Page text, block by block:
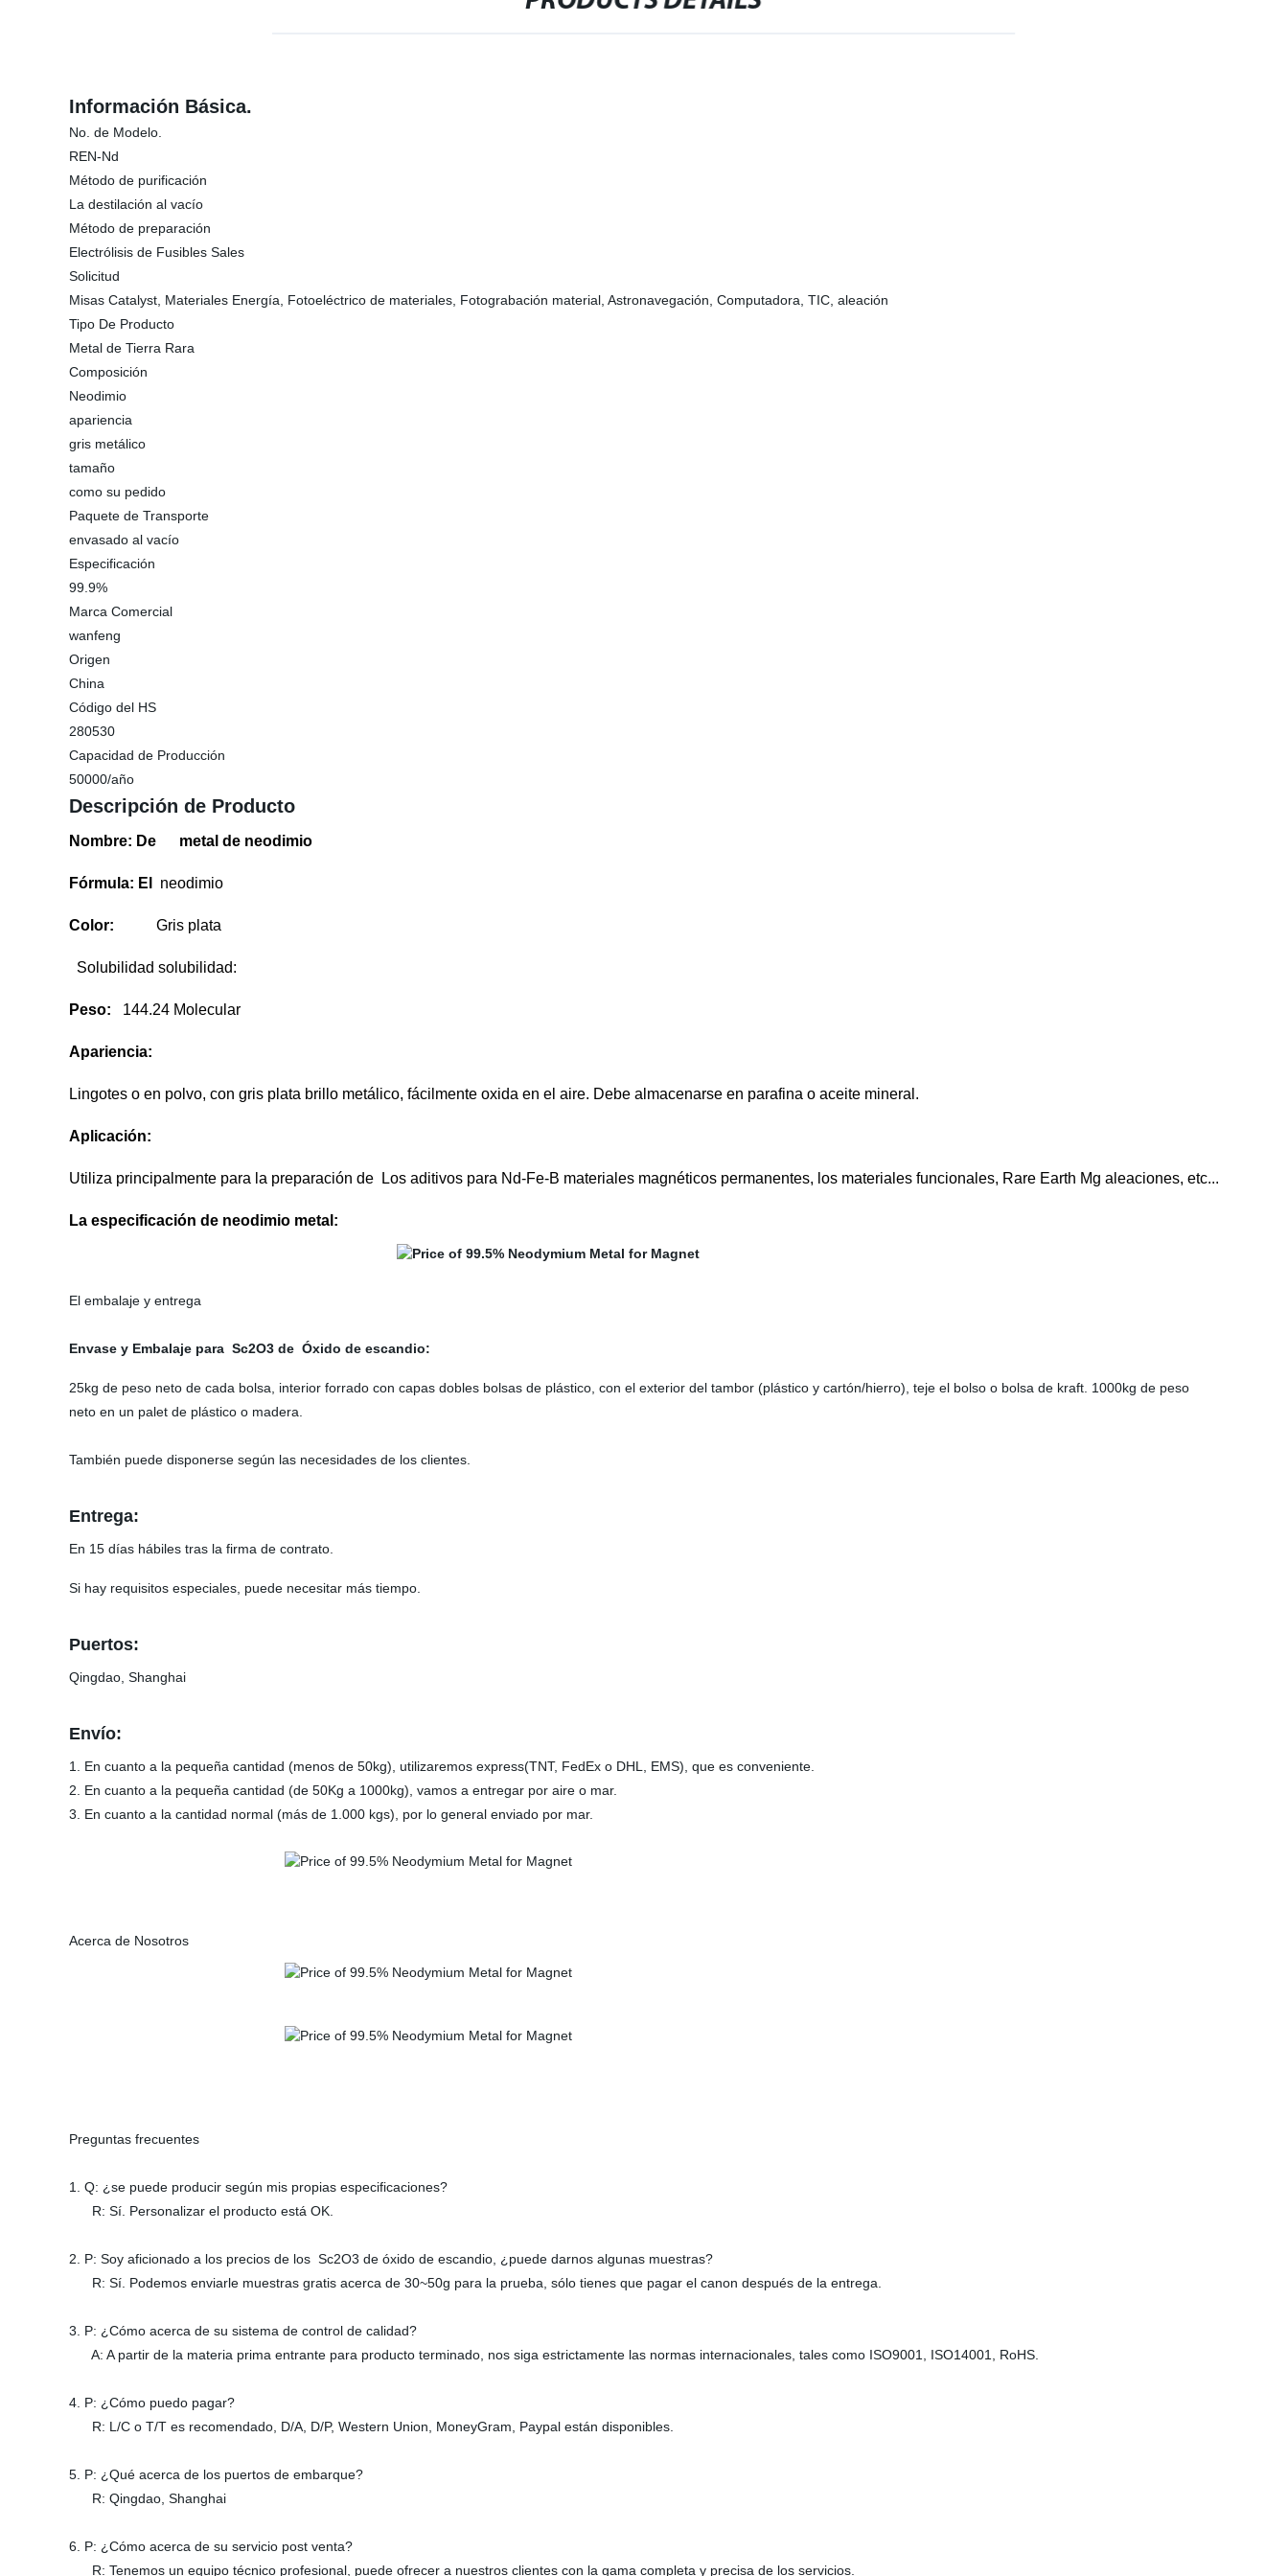
Información Básica.
No. de Modelo.
REN-Nd
Método de purificación
La destilación al vacío
Método de preparación
Electrólisis de Fusibles Sales
Solicitud
Misas Catalyst, Materiales Energía, Fotoeléctrico de materiales, Fotograbación material, Astronavegación, Computadora, TIC, aleación
Tipo De Producto
Metal de Tierra Rara
Composición
Neodimio
apariencia
gris metálico
tamaño
como su pedido
Paquete de Transporte
envasado al vacío
Especificación
99.9%
Marca Comercial
wanfeng
Origen
China
Código del HS
280530
Capacidad de Producción
50000/año
Descripción de Producto
Nombre: De metal de neodimio
Fórmula: El neodimio
Color: Gris plata
Solubilidad solubilidad:
Peso: 144.24 Molecular
Apariencia:
Lingotes o en polvo, con gris plata brillo metálico, fácilmente oxida en el aire. Debe almacenarse en parafina o aceite mineral.
Aplicación:
Utiliza principalmente para la preparación de Los aditivos para Nd-Fe-B materiales magnéticos permanentes, los materiales funcionales, Rare Earth Mg aleaciones, etc...
La especificación de neodimio metal:
El embalaje y entrega
Envase y Embalaje para Sc2O3 de Óxido de escandio:
25kg de peso neto de cada bolsa, interior forrado con capas dobles bolsas de plástico, con el exterior del tambor (plástico y cartón/hierro), teje el bolso o bolsa de kraft. 1000kg de peso
neto en un palet de plástico o madera.
También puede disponerse según las necesidades de los clientes.
Entrega:
En 15 días hábiles tras la firma de contrato.
Si hay requisitos especiales, puede necesitar más tiempo.
Puertos:
Qingdao, Shanghai
Envío:
1. En cuanto a la pequeña cantidad (menos de 50kg), utilizaremos express(TNT, FedEx o DHL, EMS), que es conveniente.
2. En cuanto a la pequeña cantidad (de 50Kg a 1000kg), vamos a entregar por aire o mar.
3. En cuanto a la cantidad normal (más de 1.000 kgs), por lo general enviado por mar.
Acerca de Nosotros
Preguntas frecuentes
1. Q: ¿se puede producir según mis propias especificaciones?
R: Sí. Personalizar el producto está OK.
2. P: Soy aficionado a los precios de los Sc2O3 de óxido de escandio, ¿puede darnos algunas muestras?
R: Sí. Podemos enviarle muestras gratis acerca de 30~50g para la prueba, sólo tienes que pagar el canon después de la entrega.
3. P: ¿Cómo acerca de su sistema de control de calidad?
A: A partir de la materia prima entrante para producto terminado, nos siga estrictamente las normas internacionales, tales como ISO9001, ISO14001, RoHS.
4. P: ¿Cómo puedo pagar?
R: L/C o T/T es recomendado, D/A, D/P, Western Union, MoneyGram, Paypal están disponibles.
5. P: ¿Qué acerca de los puertos de embarque?
R: Qingdao, Shanghai
6. P: ¿Cómo acerca de su servicio post venta?
R: Tenemos un equipo técnico profesional, puede ofrecer a nuestros clientes con la gama completa y precisa de los servicios.